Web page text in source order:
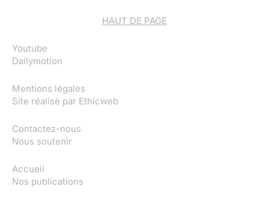
HAUT DE PAGE
Youtube
Dailymotion
Mentions légales
Site réalisé par Ethicweb
Contactez-nous
Nous soutenir
Accueil
Nos publications